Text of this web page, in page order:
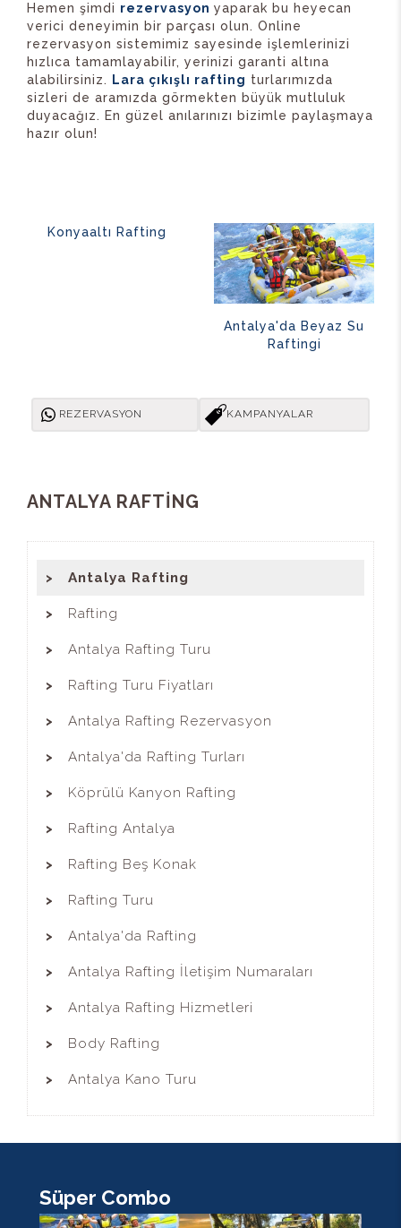
Hemen şimdi rezervasyon yaparak bu heyecan
verici deneyimin bir parçası olun. Online
rezervasyon sistemimiz sayesinde işlemlerinizi
hızlıca tamamlayabilir, yerinizi garanti altına
alabilirsiniz.
Lara çıkışlı rafting turlarımızda
sizleri de aramızda görmekten büyük mutluluk
duyacağız. En güzel anılarınızı bizimle paylaşmaya
hazır olun!
Konyaaltı Rafting
Antalya'da Beyaz Su
Raftingi
REZERVASYON KAMPANYALAR
ANTALYA RAFTİNG
Antalya Rafting
Rafting
Antalya Rafting Turu
Rafting Turu Fiyatları
Antalya Rafting Rezervasyon
Antalya'da Rafting Turları
Köprülü Kanyon Rafting
Rafting Antalya
Rafting Beş Konak
Rafting Turu
Antalya'da Rafting
Antalya Rafting İletişim Numaraları
Antalya Rafting Hizmetleri
Body Rafting
Antalya Kano Turu
Süper Combo